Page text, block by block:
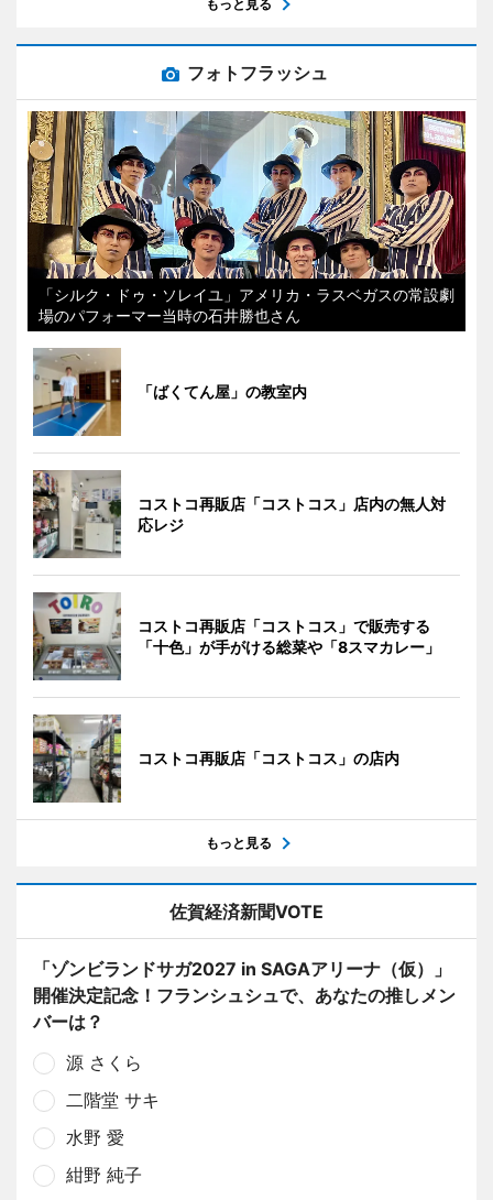
もっと見る
フォトフラッシュ
「シルク・ドゥ・ソレイユ」アメリカ・ラスベガスの常設劇
場のパフォーマー当時の石井勝也さん
「ばくてん屋」の教室内
コストコ再販店「コストコス」店内の無人対
応レジ
コストコ再販店「コストコス」で販売する
「十色」が手がける総菜や「8スマカレー」
コストコ再販店「コストコス」の店内
もっと見る
佐賀経済新聞VOTE
「ゾンビランドサガ2027 in SAGAアリーナ（仮）」
開催決定記念！フランシュシュで、あなたの推しメン
バーは？
源 さくら
二階堂 サキ
水野 愛
紺野 純子